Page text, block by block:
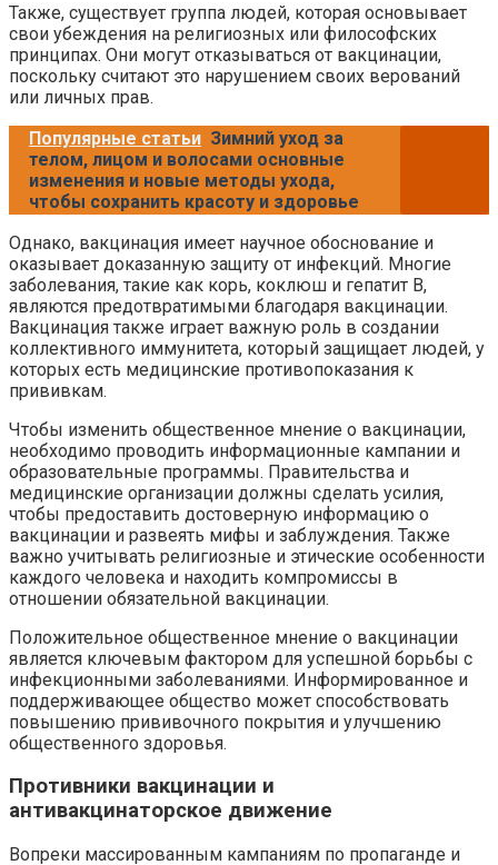
Также, существует группа людей, которая основывает
свои убеждения на религиозных или философских
принципах. Они могут отказываться от вакцинации,
поскольку считают это нарушением своих верований
или личных прав.
Популярные статьи Зимний уход за
телом, лицом и волосами основные
изменения и новые методы ухода,
чтобы сохранить красоту и здоровье
Однако, вакцинация имеет научное обоснование и
оказывает доказанную защиту от инфекций. Многие
заболевания, такие как корь, коклюш и гепатит B,
являются предотвратимыми благодаря вакцинации.
Вакцинация также играет важную роль в создании
коллективного иммунитета, который защищает людей, у
которых есть медицинские противопоказания к
прививкам.
Чтобы изменить общественное мнение о вакцинации,
необходимо проводить информационные кампании и
образовательные программы. Правительства и
медицинские организации должны сделать усилия,
чтобы предоставить достоверную информацию о
вакцинации и развеять мифы и заблуждения. Также
важно учитывать религиозные и этические особенности
каждого человека и находить компромиссы в
отношении обязательной вакцинации.
Положительное общественное мнение о вакцинации
является ключевым фактором для успешной борьбы с
инфекционными заболеваниями. Информированное и
поддерживающее общество может способствовать
повышению прививочного покрытия и улучшению
общественного здоровья.
Противники вакцинации и
антивакцинаторское движение
Вопреки массированным кампаниям по пропаганде и